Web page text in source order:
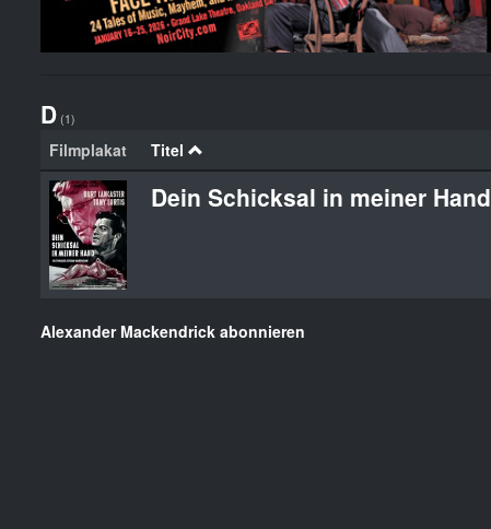
D (1)
Filmplakat Titel
Dein Schicksal in meiner Hand
Alexander Mackendrick abonnieren